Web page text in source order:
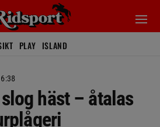
PLAY ISLAND
häst – åtalas